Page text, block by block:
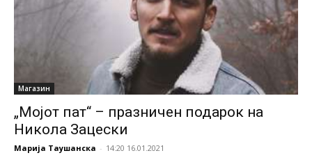
Магазин
„Мојот пат“ – празничен подарок на
Никола Зацески
Марија Таушанска - 14:20 16.01.2021